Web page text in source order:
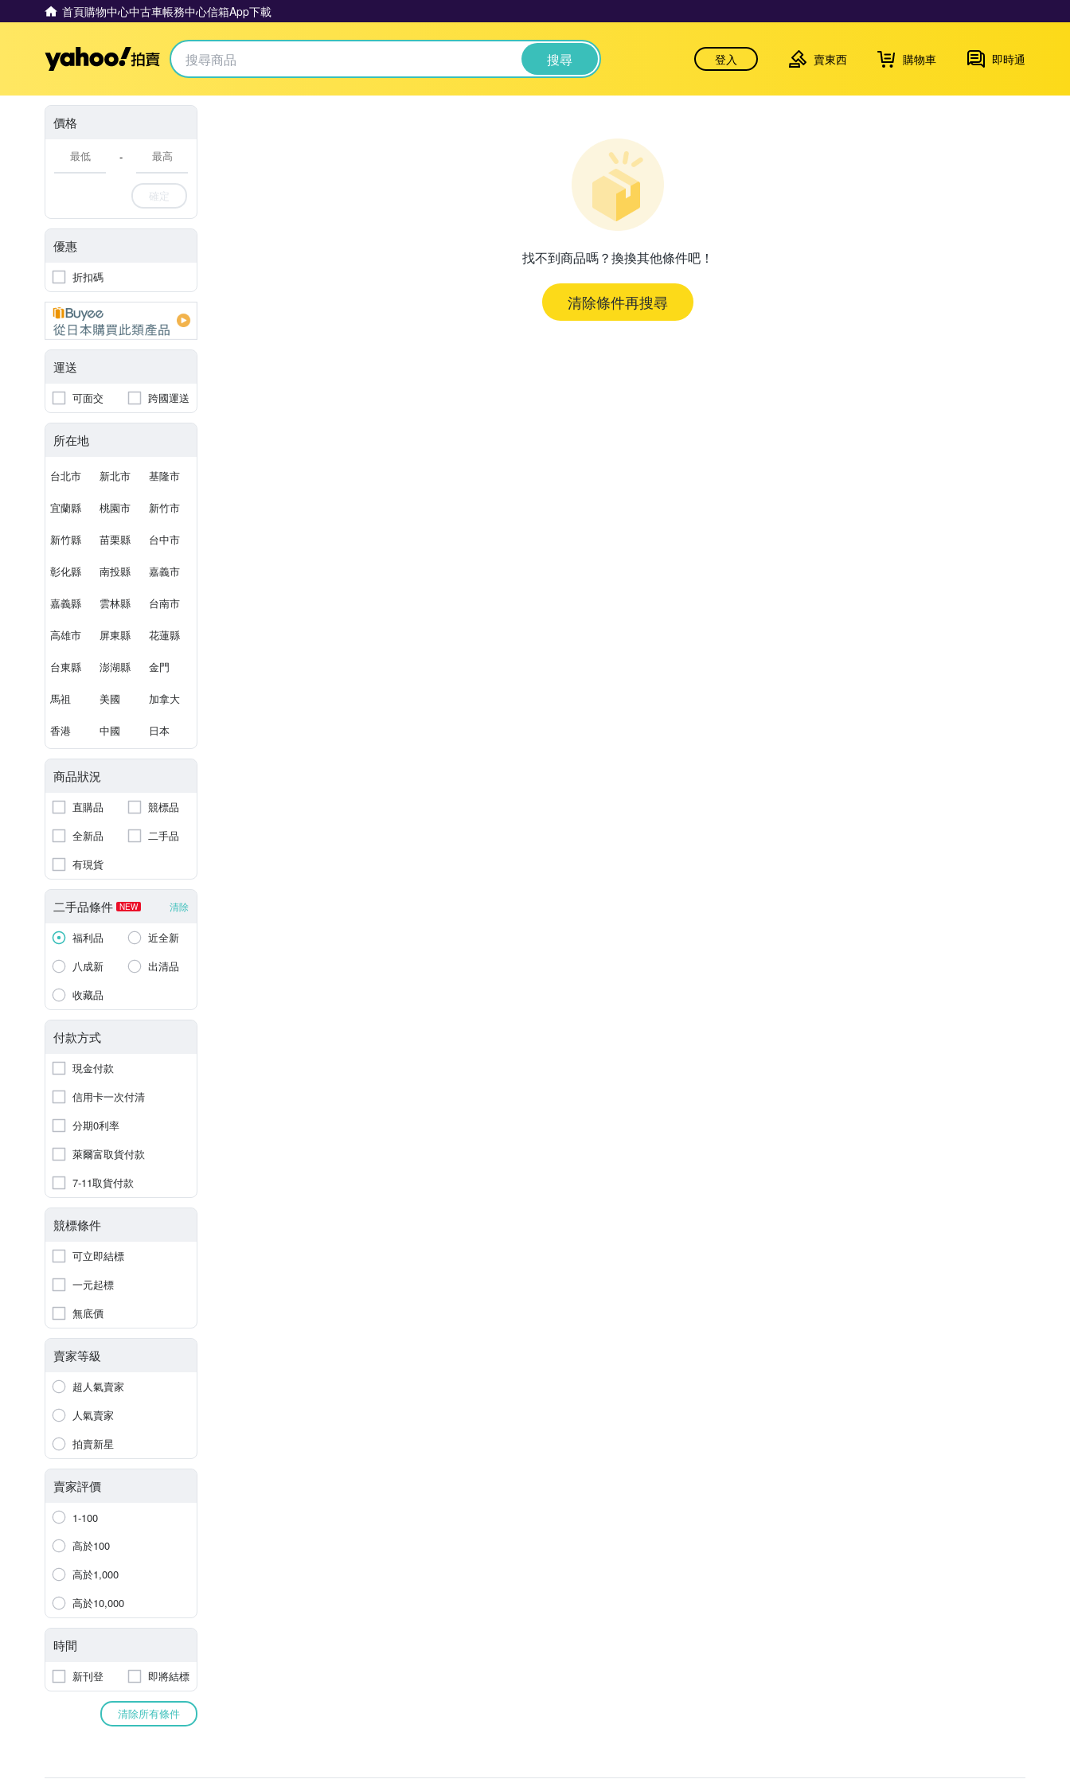
首頁購物中心中古車帳務中心信箱App下載
Yahoo拍賣 搜尋 登入 賣東西 購物車 即時通
價格
-
確定
優惠
折扣碼
運送
可面交 跨國運送
所在地
台北市 新北市 基隆市
宜蘭縣 桃園市 新竹市
新竹縣 苗栗縣 台中市
彰化縣 南投縣 嘉義市
嘉義縣 雲林縣 台南市
高雄市 屏東縣 花蓮縣
台東縣 澎湖縣 金門
馬祖 美國 加拿大
香港 中國 日本
商品狀況
直購品
競標品
全新品
二手品
有現貨
二手品條件 NEW 清除
福利品
近全新
八成新
出清品
收藏品
付款方式
現金付款
信用卡一次付清
分期0利率
萊爾富取貨付款
7-11取貨付款
競標條件
可立即結標
一元起標
無底價
賣家等級
超人氣賣家
人氣賣家
拍賣新星
賣家評價
1-100
高於100
高於1,000
高於10,000
時間
新刊登 即將結標
清除所有條件
找不到商品嗎？換換其他條件吧！
清除條件再搜尋